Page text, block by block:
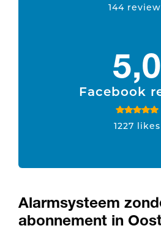
144
5,0
Facebook
1227 likes
Alarmsysteem
abonnement in